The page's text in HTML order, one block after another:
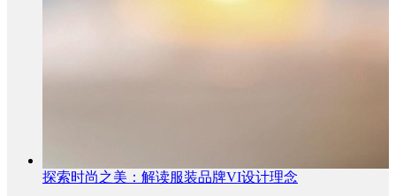
探索时尚之美：解读服装品牌VI设计理念